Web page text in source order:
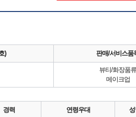
) 판매/서비스품
뷰티/화장품류
메이크업
경력 연령우대